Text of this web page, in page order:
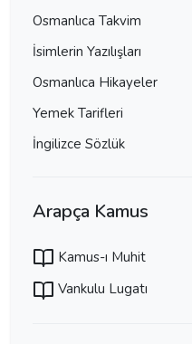
Osmanlıca Takvim
İsimlerin Yazılışları
Osmanlıca Hikayeler
Yemek Tarifleri
İngilizce Sözlük
Arapça Kamus
Kamus-ı Muhit
Vankulu Lugatı